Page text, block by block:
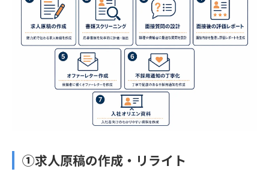
①求人原稿の作成・リライト